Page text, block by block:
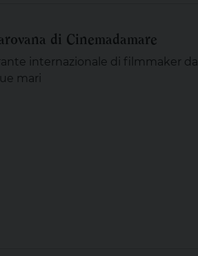
di Cinemadamare
internazionale di filmmaker da
mari